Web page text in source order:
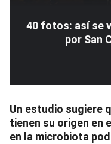
40 fotos: así se
por San
Un estudio sugiere
tienen su origen en
en la microbiota